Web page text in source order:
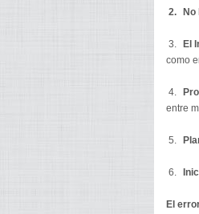
2. No
3. El
como
4.
entre
5.
6.
El